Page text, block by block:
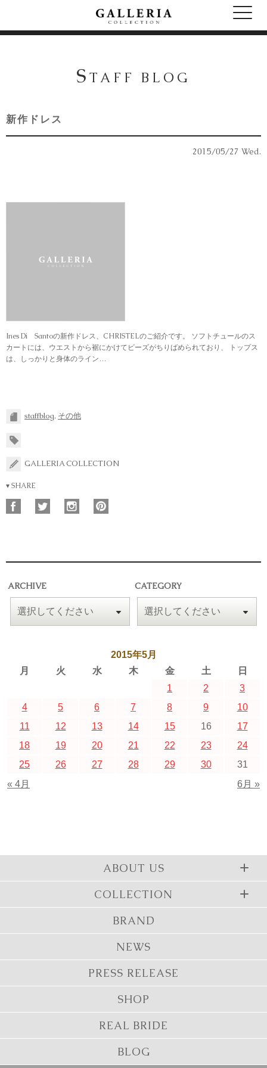
S TAFF BLOG
新作ドレス
2015/05/27 Wed.
Ines Di Santoの新作ドレス、CHRISTELのご紹介です。 ソフトチュールのス
カートには、ウエストから裾にかけてビーズがちりばめられており、 トップス
は、しっかりと身体のライン…
staffblog, その他
GALLERIA COLLECTION
▾ SHARE
ARCHIVE CATEGORY
2015年5月
月
火 水 木 金 土 日
« 4月 6月 »
1 2
3
4
5 6 7 8 9
10
11
12 13 14 15 16
17
18
19 20 21 22 23
24
25
26 27 28 29 30 31
ABOUT US
COLLECTION
BRAND
NEWS
PRESS RELEASE
SHOP
REAL BRIDE
BLOG